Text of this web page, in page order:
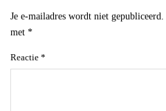
Je e-mailadres wordt niet gepubliceerd.
met *
Reactie *